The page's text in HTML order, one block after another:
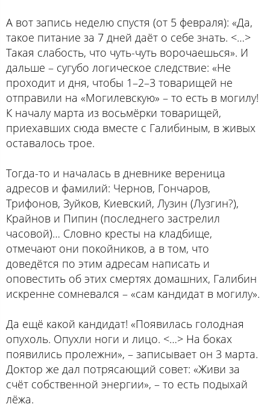
А вот запись неделю спустя (от 5 февраля): «Да,
такое питание за 7 дней даёт о себе знать. <…>
Такая слабость, что чуть-чуть ворочаешься». И
дальше – сугубо логическое следствие: «Не
проходит и дня, чтобы 1–2–3 товарищей не
отправили на «Могилевскую» – то есть в могилу!
К началу марта из восьмёрки товарищей,
приехавших сюда вместе с Галибиным, в живых
оставалось трое.
Тогда-то и началась в дневнике вереница
адресов и фамилий: Чернов, Гончаров,
Трифонов, Зуйков, Киевский, Лузин (Лузгин?),
Крайнов и Пипин (последнего застрелил
часовой)… Словно кресты на кладбище,
отмечают они покойников, а в том, что
доведётся по этим адресам написать и
оповестить об этих смертях домашних, Галибин
искренне сомневался – «сам кандидат в могилу».
Да ещё какой кандидат! «Появилась голодная
опухоль. Опухли ноги и лицо. <…> На боках
появились пролежни», – записывает он 3 марта.
Доктор же дал потрясающий совет: «Живи за
счёт собственной энергии», – то есть подыхай
лёжа.